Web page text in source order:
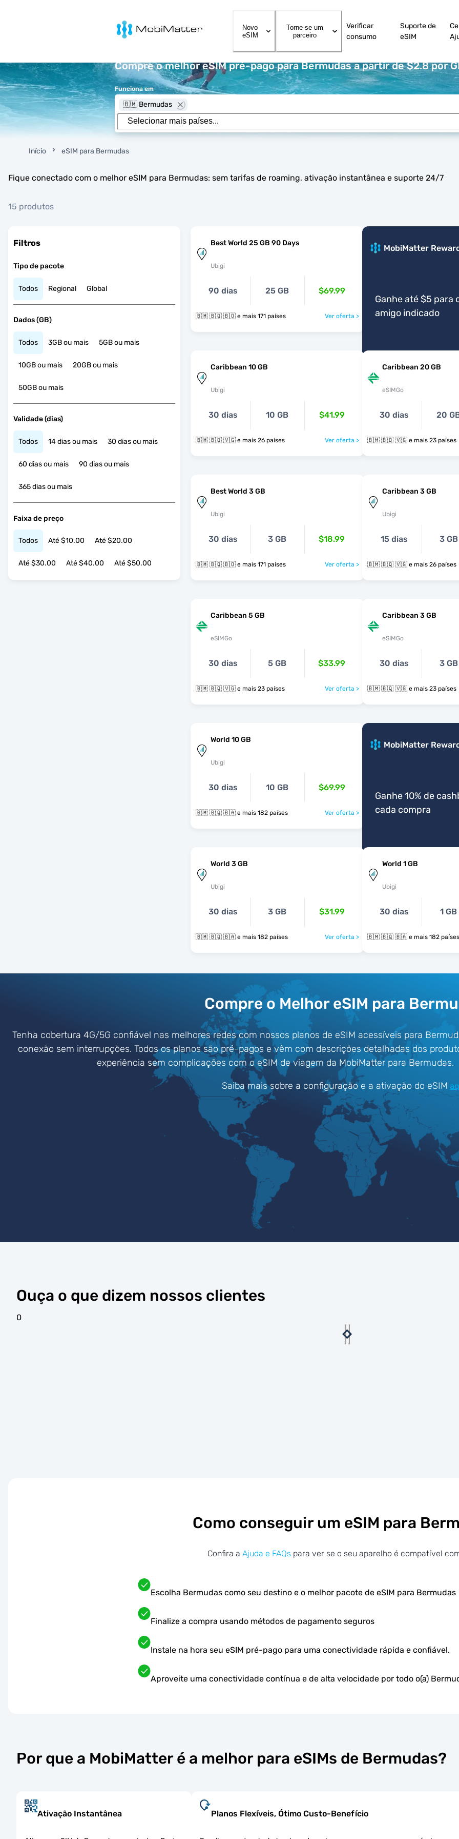
MobiMatter
Novo
eSIM
Torne-se um
parceiro
Verificar
consumo
Suporte de
eSIM
Compre o melhor eSIM pré-pago para Bermudas a partir de $2.8 por
Funciona em
🇧🇲 Bermudas
Início eSIM para Bermudas
Fique conectado com o melhor eSIM para Bermudas: sem tarifas de roaming, ativação instantânea e suporte 24/7
15 produtos
Filtros
Tipo de pacote
Todos Regional Global
Dados (GB)
Todos 3GB ou mais 5GB ou mais
10GB ou mais 20GB ou mais
50GB ou mais
Validade (dias)
Todos 14 dias ou mais 30 dias ou mais
60 dias ou mais 90 dias ou mais
365 dias ou mais
Faixa de preço
Todos Até $10.00 Até $20.00
Até $30.00 Até $40.00 Até $50.00
Best World 25 GB 90 Days
Ubigi
90 dias 25 GB $69.99
🇧🇲 🇧🇶 🇧🇴 e mais 171 países Ver oferta >
MobiMatter
Ganhe até $5 para
amigo indicado
Caribbean 10 GB
Ubigi
30 dias 10 GB $41.99
🇧🇲 🇧🇶 🇻🇬 e mais 26 países Ver oferta >
Caribbean 20 GB
eSIMGo
30 dias 20
🇧🇲 🇧🇶 🇻🇬 e mais 23 países
Best World 3 GB
Ubigi
30 dias 3 GB $18.99
🇧🇲 🇧🇶 🇧🇴 e mais 171 países Ver oferta >
Caribbean 3 GB
Ubigi
15 dias 3 GB
🇧🇲 🇧🇶 🇻🇬 e mais 26 países
Caribbean 5 GB
eSIMGo
30 dias 5 GB $33.99
🇧🇲 🇧🇶 🇻🇬 e mais 23 países Ver oferta >
Caribbean 3 GB
eSIMGo
30 dias 3 GB
🇧🇲 🇧🇶 🇻🇬 e mais 23 países
World 10 GB
Ubigi
30 dias 10 GB $69.99
🇧🇲 🇧🇶 🇧🇦 e mais 182 países Ver oferta >
MobiMatter
Ganhe 10% de
cada compra
World 3 GB
Ubigi
30 dias 3 GB $31.99
🇧🇲 🇧🇶 🇧🇦 e mais 182 países Ver oferta >
World 1 GB
Ubigi
30 dias 1 GB
🇧🇲 🇧🇶 🇧🇦 e mais 182 países
Compre o Melhor eSIM para
Tenha cobertura 4G/5G confiável nas melhores redes com nossos planos de eSIM acessíveis para
conexão sem interrupções. Todos os planos são pré-pagos e vêm com descrições detalhadas dos
experiência sem complicações com o eSIM de viagem da MobiMatter para Bermudas.
Saiba mais sobre a configuração e a ativação do eSIM
Ouça o que dizem nossos clientes
0
Como conseguir um eSIM para
Confira a Ajuda e FAQs para ver se o seu aparelho é compatível
Escolha Bermudas como seu destino e o melhor pacote de eSIM para Bermudas
Finalize a compra usando métodos de pagamento seguros
Instale na hora seu eSIM pré-pago para uma conectividade rápida e confiável.
Aproveite uma conectividade contínua e de alta velocidade por todo o(a)
Por que a MobiMatter é a melhor para eSIMs de Bermudas?
Ativação Instantânea Planos Flexíveis, Ótimo Custo-Benefício